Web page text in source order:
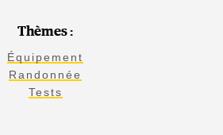
Thèmes :
Équipement
Randonnée
Tests